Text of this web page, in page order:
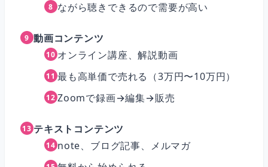
ながら聴きできるので需要が高い
動画コンテンツ
オンライン講座、解説動画
最も高単価で売れる（3万円〜10万円）
Zoomで録画→編集→販売
テキストコンテンツ
note、ブログ記事、メルマガ